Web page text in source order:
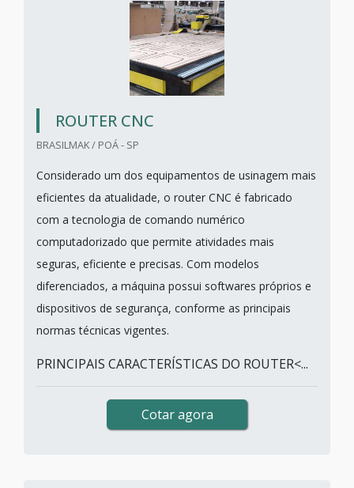
ROUTER CNC
BRASILMAK / POÁ - SP
Considerado um dos equipamentos de usinagem mais
eficientes da atualidade, o router CNC é fabricado
com a tecnologia de comando numérico
computadorizado que permite atividades mais
seguras, eficiente e precisas. Com modelos
diferenciados, a máquina possui softwares próprios e
dispositivos de segurança, conforme as principais
normas técnicas vigentes.
PRINCIPAIS CARACTERÍSTICAS DO ROUTER<...
Cotar agora